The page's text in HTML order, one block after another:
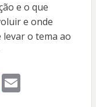
e o que
e onde
levar o tema ao
E